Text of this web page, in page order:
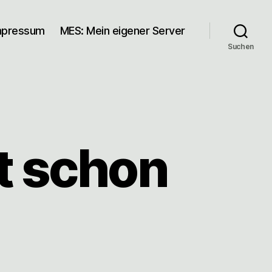
MES: Mein eigener Server
Suchen
schon